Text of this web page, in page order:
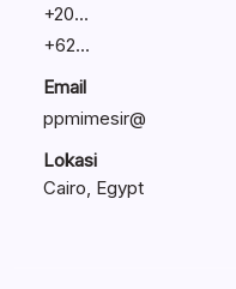
+20...
+62...
Email
ppmimesir@
Lokasi
Cairo, Egypt